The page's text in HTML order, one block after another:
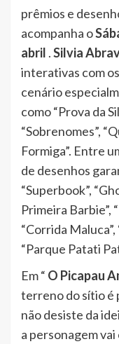
prêmios e
acompanha o
abril .Silvia
interativas com
cenário
como “Prova da
“Sobrenomes”,
Formiga”. Entre
de desenhos
“Superbook”,
Primeira Barbie”,
“Corrida
“Parque Patati
Em “ O Picapau
terreno do sítio é
não desiste da
a personagem